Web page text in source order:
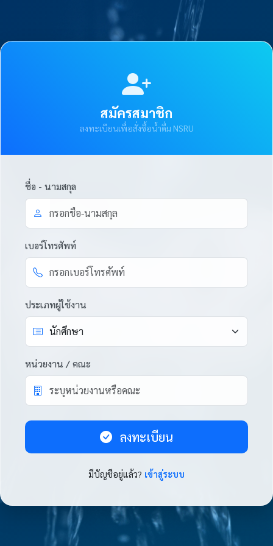
สมัครสมาชิก
ลงทะเบียนเพื่อสั่งซื้อน้ำดื่ม NSRU
ชื่อ - นามสกุล
เบอร์โทรศัพท์
ประเภทผู้ใช้งาน
หน่วยงาน / คณะ
ลงทะเบียน
มีบัญชีอยู่แล้ว? เข้าสู่ระบบ